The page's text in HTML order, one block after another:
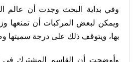
وفي بداية البحث وجدت أن عالم
ويمكن لبعض المركبات أن تمنعها
بها، ويتوقف ذلك على درجة سميتها
وأوضحت أن القاسم المشترك في